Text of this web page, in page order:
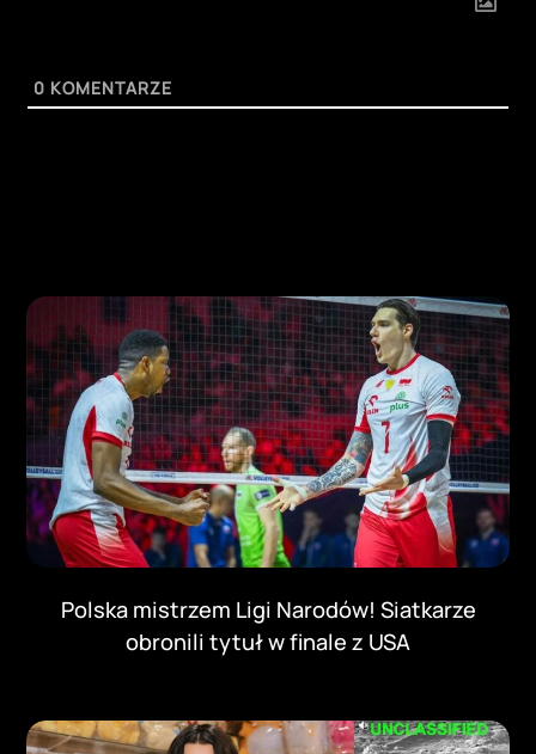
0 KOMENTARZE
Polska mistrzem Ligi Narodów! Siatkarze
obronili tytuł w finale z USA